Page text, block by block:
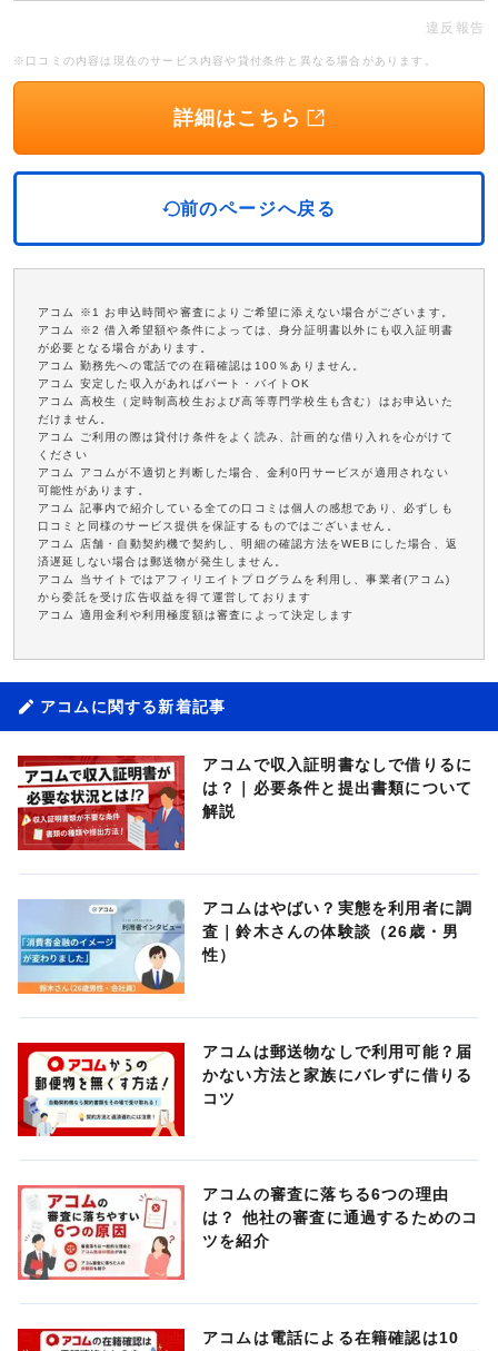
違反報告
※口コミの内容は現在のサービス内容や貸付条件と異なる場合があります。
詳細はこちら
前のページへ戻る
アコム ※1 お申込時間や審査によりご希望に添えない場合がございます。
アコム ※2 借入希望額や条件によっては、身分証明書以外にも収入証明書
が必要となる場合があります。
アコム 勤務先への電話での在籍確認は100％ありません。
アコム 安定した収入があればパート・バイトOK
アコム 高校生（定時制高校生および高等専門学校生も含む）はお申込いた
だけません。
アコム ご利用の際は貸付け条件をよく読み、計画的な借り入れを心がけて
ください
アコム アコムが不適切と判断した場合、金利0円サービスが適用されない
可能性があります。
アコム 記事内で紹介している全ての口コミは個人の感想であり、必ずしも
口コミと同様のサービス提供を保証するものではございません。
アコム 店舗・自動契約機で契約し、明細の確認方法をWEBにした場合、返
済遅延しない場合は郵送物が発生しません。
アコム 当サイトではアフィリエイトプログラムを利用し、事業者(アコム)
から委託を受け広告収益を得て運営しております
アコム 適用金利や利用極度額は審査によって決定します
アコムに関する新着記事
アコムで収入証明書なしで借りるに
は？｜必要条件と提出書類について
解説
アコムはやばい？実態を利用者に調
査｜鈴木さんの体験談（26歳・男
性）
アコムは郵送物なしで利用可能？届
かない方法と家族にバレずに借りる
コツ
アコムの審査に落ちる6つの理由
は？ 他社の審査に通過するためのコ
ツを紹介
アコムは電話による在籍確認は10